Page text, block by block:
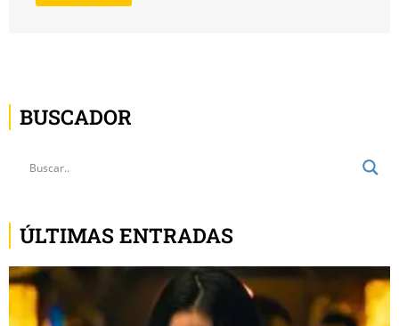
BUSCADOR
ÚLTIMAS ENTRADAS